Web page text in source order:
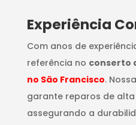
​Experiência
Com anos de
referência no conserto
no São Francisco.
garante reparos de
assegurando a